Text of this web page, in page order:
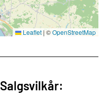
Leaflet | ©OpenStreetMap
Salgsvilkår: